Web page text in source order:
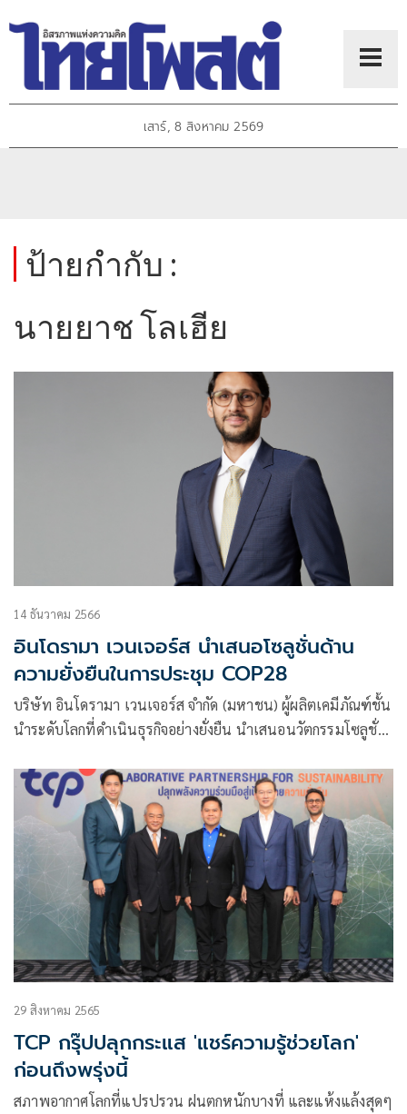
เสาร์, 8 สิงหาคม 2569
ป้ายกำกับ :
นายยาช โลเฮีย
14 ธันวาคม 2566
อินโดรามา เวนเจอร์ส นำเสนอโซลูชั่นด้าน
ความยั่งยืนในการประชุม COP28
บริษัท อินโดรามา เวนเจอร์ส จำกัด (มหาชน) ผู้ผลิตเคมีภัณฑ์ชั้น
นำระดับโลกที่ดำเนินธุรกิจอย่างยั่งยืน นำเสนอนวัตกรรมโซลูชั่น
29 สิงหาคม 2565
TCP กรุ๊ปปลุกกระแส 'แชร์ความรู้ช่วยโลก'
ก่อนถึงพรุ่งนี้
สภาพอากาศโลกที่แปรปรวน ฝนตกหนักบางที่ และแห้งแล้งสุดๆ